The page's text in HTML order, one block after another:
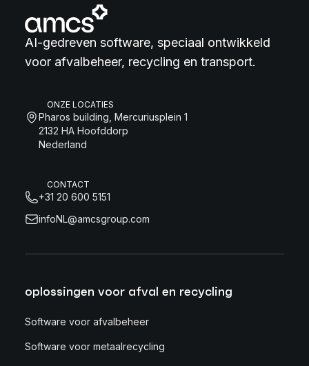
AI-gedreven software, speciaal ontwikkeld
voor afvalbeheer, recycling en transport.
ONZE LOCATIES
Pharos building, Mercuriusplein 1
2132 HA Hoofddorp
Nederland
CONTACT
+31 20 600 5151
infoNL@amcsgroup.com
oplossingen voor afval en recycling
Software voor afvalbeheer
Software voor metaalrecycling